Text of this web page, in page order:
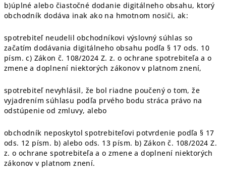
b)úplné alebo čiastočné dodanie digitálneho obsahu, ktorý
obchodník dodáva inak ako na hmotnom nosiči, ak:
spotrebiteľ neudelil obchodníkovi výslovný súhlas so
začatím dodávania digitálneho obsahu podľa § 17 ods. 10
písm. c) Zákon č. 108/2024 Z. z. o ochrane spotrebiteľa a o
zmene a doplnení niektorých zákonov v platnom znení,
spotrebiteľ nevyhlásil, že bol riadne poučený o tom, že
vyjadrením súhlasu podľa prvého bodu stráca právo na
odstúpenie od zmluvy, alebo
obchodník neposkytol spotrebiteľovi potvrdenie podľa § 17
ods. 12 písm. b) alebo ods. 13 písm. b) Zákon č. 108/2024 Z.
z. o ochrane spotrebiteľa a o zmene a doplnení niektorých
zákonov v platnom znení.